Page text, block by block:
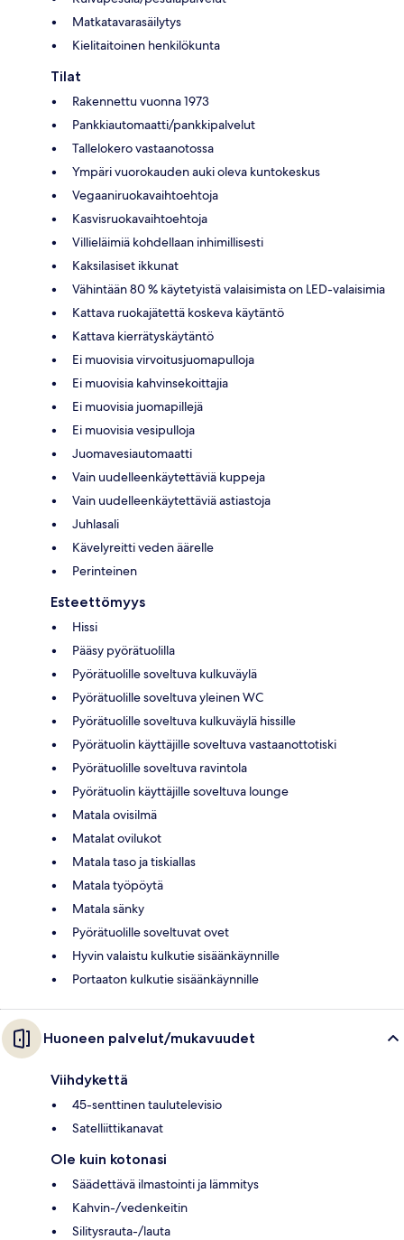
Matkatavarasäilytys
Kielitaitoinen henkilökunta
Tilat
Rakennettu vuonna 1973
Pankkiautomaatti/pankkipalvelut
Tallelokero vastaanotossa
Ympäri vuorokauden auki oleva kuntokeskus
Vegaaniruokavaihtoehtoja
Kasvisruokavaihtoehtoja
Villieläimiä kohdellaan inhimillisesti
Kaksilasiset ikkunat
Vähintään 80 % käytetyistä valaisimista on LED-valaisimia
Kattava ruokajätettä koskeva käytäntö
Kattava kierrätyskäytäntö
Ei muovisia virvoitusjuomapulloja
Ei muovisia kahvinsekoittajia
Ei muovisia juomapillejä
Ei muovisia vesipulloja
Juomavesiautomaatti
Vain uudelleenkäytettäviä kuppeja
Vain uudelleenkäytettäviä astiastoja
Juhlasali
Kävelyreitti veden äärelle
Perinteinen
Esteettömyys
Hissi
Pääsy pyörätuolilla
Pyörätuolille soveltuva kulkuväylä
Pyörätuolille soveltuva yleinen WC
Pyörätuolille soveltuva kulkuväylä hissille
Pyörätuolin käyttäjille soveltuva vastaanottotiski
Pyörätuolille soveltuva ravintola
Pyörätuolin käyttäjille soveltuva lounge
Matala ovisilmä
Matalat ovilukot
Matala taso ja tiskiallas
Matala työpöytä
Matala sänky
Pyörätuolille soveltuvat ovet
Hyvin valaistu kulkutie sisäänkäynnille
Portaaton kulkutie sisäänkäynnille
Huoneen palvelut/mukavuudet
Viihdykettä
45-senttinen taulutelevisio
Satelliittikanavat
Ole kuin kotonasi
Säädettävä ilmastointi ja lämmitys
Kahvin-/vedenkeitin
Silitysrauta-/lauta